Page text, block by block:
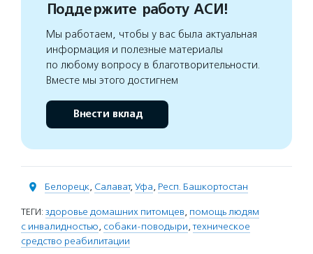
Поддержите работу АСИ!
Мы работаем, чтобы у вас была актуальная
информация и полезные материалы
по любому вопросу в благотворительности.
Вместе мы этого достигнем
Внести вклад
Белорецк, Салават, Уфа, Респ. Башкортостан
ТЕГИ: здоровье домашних питомцев, помощь людям
с инвалидностью, собаки-поводыри,техническое
средство реабилитации